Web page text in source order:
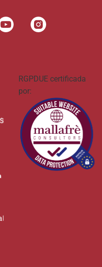
RGPDUE certificada
por: